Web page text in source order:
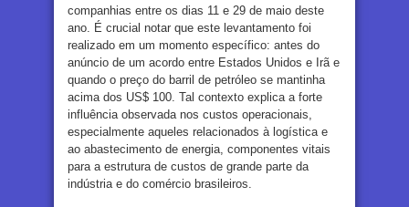
companhias entre os dias 11 e 29 de maio deste
ano. É crucial notar que este levantamento foi
realizado em um momento específico: antes do
anúncio de um acordo entre Estados Unidos e Irã e
quando o preço do barril de petróleo se mantinha
acima dos US$ 100. Tal contexto explica a forte
influência observada nos custos operacionais,
especialmente aqueles relacionados à logística e
ao abastecimento de energia, componentes vitais
para a estrutura de custos de grande parte da
indústria e do comércio brasileiros.